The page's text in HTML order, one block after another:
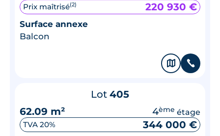
Prix maîtrisé(2) 220 930 €
Surface annexe
Balcon
🗞 📞
Lot 405
62.09 m²
4ème étage
TVA 20% 344 000 €